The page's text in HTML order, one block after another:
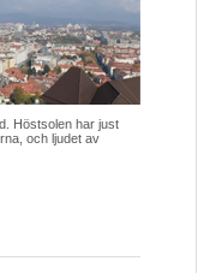
Höstsolen har just
och ljudet av